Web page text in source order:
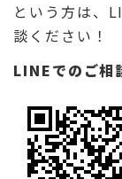
という方は、
談ください！
LINEでのご相